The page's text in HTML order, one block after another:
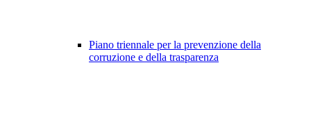
Piano triennale per la prevenzione della
corruzione e della trasparenza